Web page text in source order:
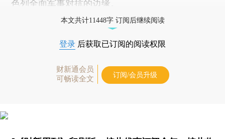
色列全面军事对抗的边缘。
本文共计11448字 订阅后继续阅读
登录 后获取已订阅的阅读权限
财新通会员
可畅读全文
订阅/会员升级